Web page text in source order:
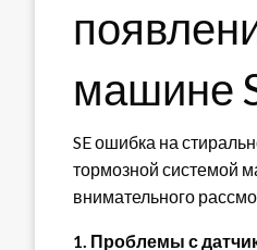
машине
SE ошибка на
тормозной системой
внимательного
1. Проблемы с